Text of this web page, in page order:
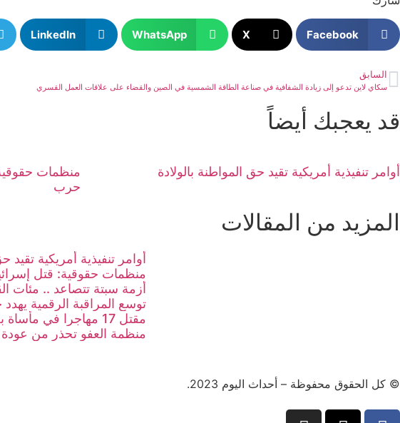
Facebook
X
WhatsApp
LinkedIn
السابق
سكاي لاين تدعو إلى زيادة الشفافية في صناعة الطاقة الشمسية في الصين والقضاء على علاقات العمل القسري
قد يعجبك أيضاً
أوامر تنفيذية أمريكية تقيد حق المواطنة بالولادة
منظمات
حرب
المزيد من المقالات
أوامر تنفيذية أمريكية تقيد
منظمات حقوقية: قتل
أزمة سبتة تتصاعد .. مئات
توسع المراقبة الرقمية يهدد
مقتل 17 مهاجرا في مأساة بحرية جديدة قبالة إسبانيا
منظمة العفو تحذر من عودة
© كل الحقوق محفوظة – أحداث اليوم 2023.